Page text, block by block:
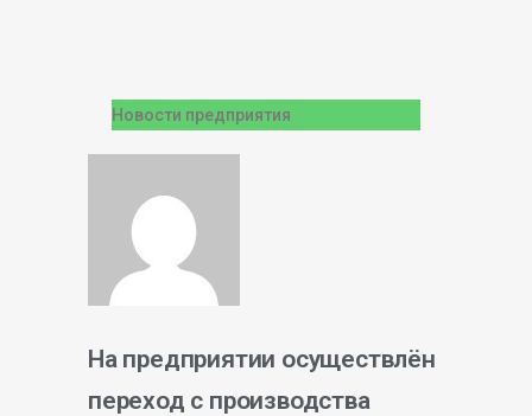
Новости предприятия
На предприятии осуществлён
переход с производства